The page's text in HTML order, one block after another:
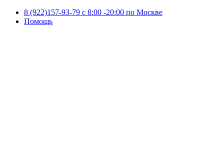
8 (922)157-93-79 c 8:00 -20:00 по Москве
Помощь